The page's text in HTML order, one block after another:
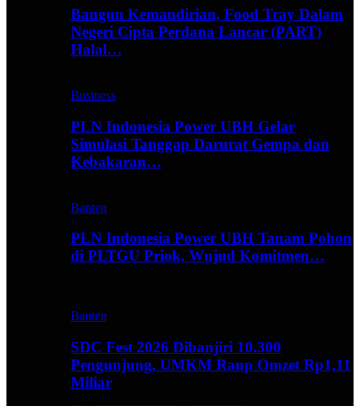
Bangun Kemandirian, Food Tray Dalam
Negeri Cipta Perdana Lancar (PART)
Halal…
Business
PLN Indonesia Power UBH Gelar
Simulasi Tanggap Darurat Gempa dan
Kebakaran…
Banten
PLN Indonesia Power UBH Tanam Pohon
di PLTGU Priok, Wujud Komitmen…
Banten
SDC Fest 2026 Dibanjiri 10.300
Pengunjung, UMKM Raup Omzet Rp1,11
Miliar